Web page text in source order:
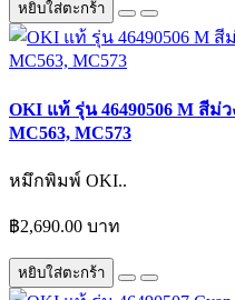
หยิบใส่ตะกร้า
OKI แท้ รุ่น 46490506 M สีม่
MC563, MC573
หมึกพิมพ์ OKI..
฿2,690.00 บาท
หยิบใส่ตะกร้า